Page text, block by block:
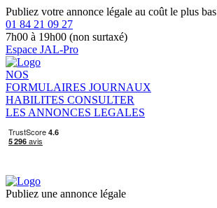
Publiez votre annonce légale au coût le plus bas
01 84 21 09 27
7h00 à 19h00 (non surtaxé)
Espace JAL-Pro
NOS
FORMULAIRES JOURNAUX
HABILITES CONSULTER
LES ANNONCES LEGALES
Publiez une annonce légale